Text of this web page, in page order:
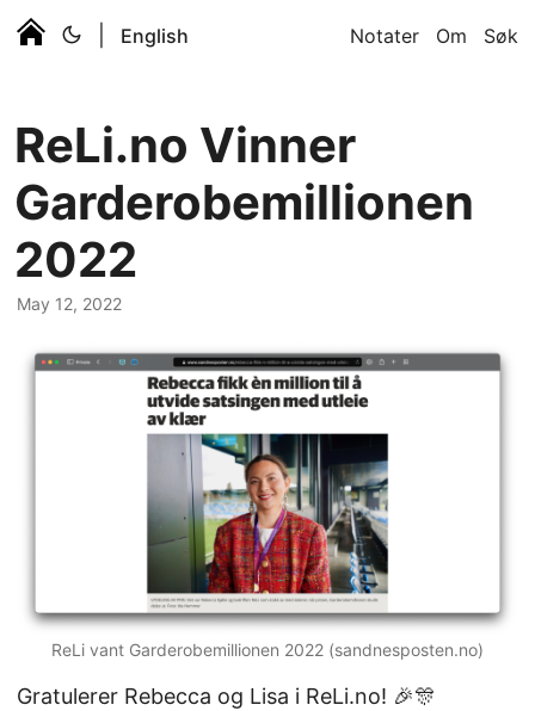
English Notater Om Søk
ReLi.no Vinner
Garderobemillionen
2022
May 12, 2022
ReLi vant Garderobemillionen 2022 (sandnesposten.no)
Gratulerer Rebecca og Lisa i ReLi.no! 🎉🎊